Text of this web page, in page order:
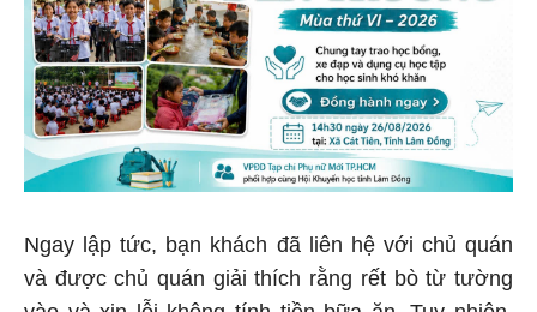
Ngay lập tức, bạn khách đã liên hệ với chủ quán
và được chủ quán giải thích rằng rết bò từ tường